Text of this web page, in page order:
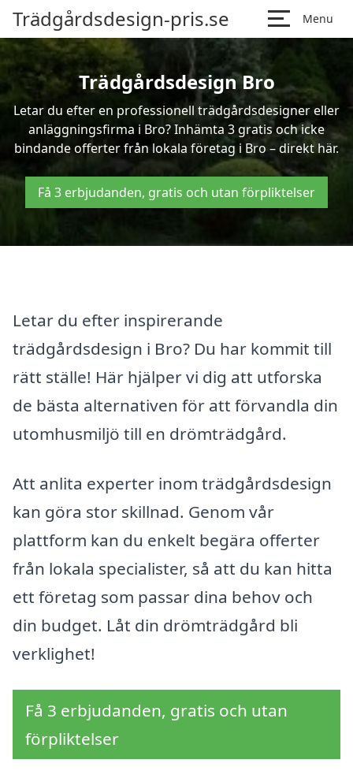
Trädgårdsdesign-pris.se Menu
Trädgårdsdesign Bro
Letar du efter en professionell trädgårdsdesigner eller
anläggningsfirma i Bro? Inhämta 3 gratis och icke
bindande offerter från lokala företag i Bro – direkt här.
Få 3 erbjudanden, gratis och utan förpliktelser
Letar du efter inspirerande
trädgårdsdesign i Bro? Du har kommit till
rätt ställe! Här hjälper vi dig att utforska
de bästa alternativen för att förvandla din
utomhusmiljö till en drömträdgård.
Att anlita experter inom trädgårdsdesign
kan göra stor skillnad. Genom vår
plattform kan du enkelt begära offerter
från lokala specialister, så att du kan hitta
ett företag som passar dina behov och
din budget. Låt din drömträdgård bli
verklighet!
Få 3 erbjudanden, gratis och utan
förpliktelser